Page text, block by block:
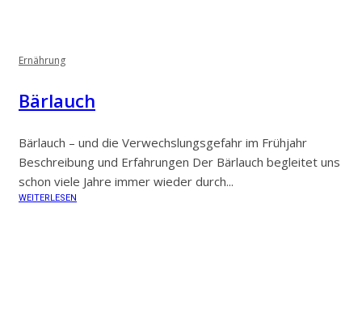
Ernährung
Bärlauch
Bärlauch – und die Verwechslungsgefahr im Frühjahr
Beschreibung und Erfahrungen Der Bärlauch begleitet uns
schon viele Jahre immer wieder durch...
WEITERLESEN